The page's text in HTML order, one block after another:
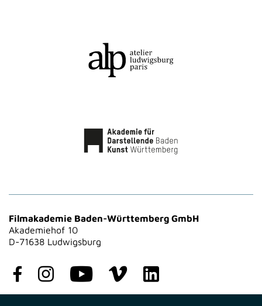
Filmakademie Baden-Württemberg GmbH
Akademiehof 10
D-71638 Ludwigsburg